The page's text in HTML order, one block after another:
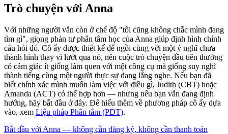
Trò chuyện với Anna
Với những người vẫn còn ở chế độ "tôi cũng không chắc mình đang
tìm gì", giọng phản tư phân tâm học của Anna giúp định hình chính
câu hỏi đó. Cô ấy được thiết kế để ngồi cùng với một ý nghĩ chưa
thành hình thay vì lướt qua nó, nên cuộc trò chuyện đầu tiên thường
có cảm giác ít giống làm quen với một công cụ mà giống suy nghĩ
thành tiếng cùng một người thực sự đang lắng nghe. Nếu bạn đã
biết chính xác mình muốn làm việc với điều gì, Judith (CBT) hoặc
Amanda (ACT) có thể hợp hơn — nhưng nếu bạn vẫn đang định
hướng, hãy bắt đầu ở đây. Để hiểu thêm về phương pháp cô ấy dựa
vào, xem Liệu pháp Phân tâm (PDT).
Bắt đầu với Anna — không cần đăng ký, không cần thanh toán